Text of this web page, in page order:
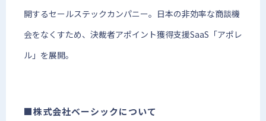
開するセールステックカンパニー。日本の非効率な商談機
会をなくすため、決裁者アポイント獲得支援SaaS「アポレ
ル」を展開。
■株式会社ベーシックについて